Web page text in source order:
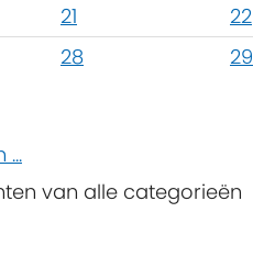
21 22
28 29
van alle categorieën